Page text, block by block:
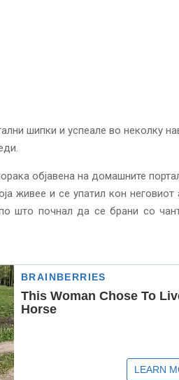
шипки и успеале во неколку
објавена на домашните
живее и се упатил кон неговиот
што почнал да се брани со